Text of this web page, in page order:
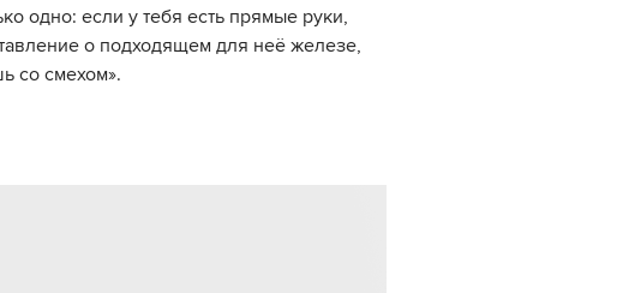
одно: если у тебя есть прямые руки,
о подходящем для неё железе,
со смехом».